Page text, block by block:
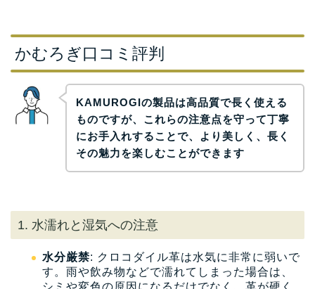
かむろぎ口コミ評判
KAMUROGIの製品は高品質で長く使える
ものですが、これらの注意点を守って丁寧
にお手入れすることで、より美しく、長く
その魅力を楽しむことができます
1. 水濡れと湿気への注意
水分厳禁: クロコダイル革は水気に非常に弱いで
す。雨や飲み物などで濡れてしまった場合は、